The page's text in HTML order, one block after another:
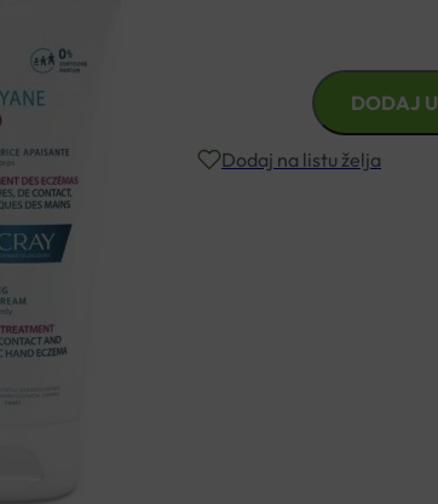
MED
DODAJ
Dodaj na listu želja